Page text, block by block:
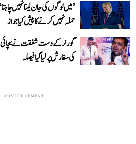
’میں لوگوں کی جان لینا نہیں
حملہ نہیں کرنے کا پیش کیا جواز
گورنر کے دست شفقت نے بچائی
کی سفارش پر لیا گیا فیصلہ
ADVERTISEMENT